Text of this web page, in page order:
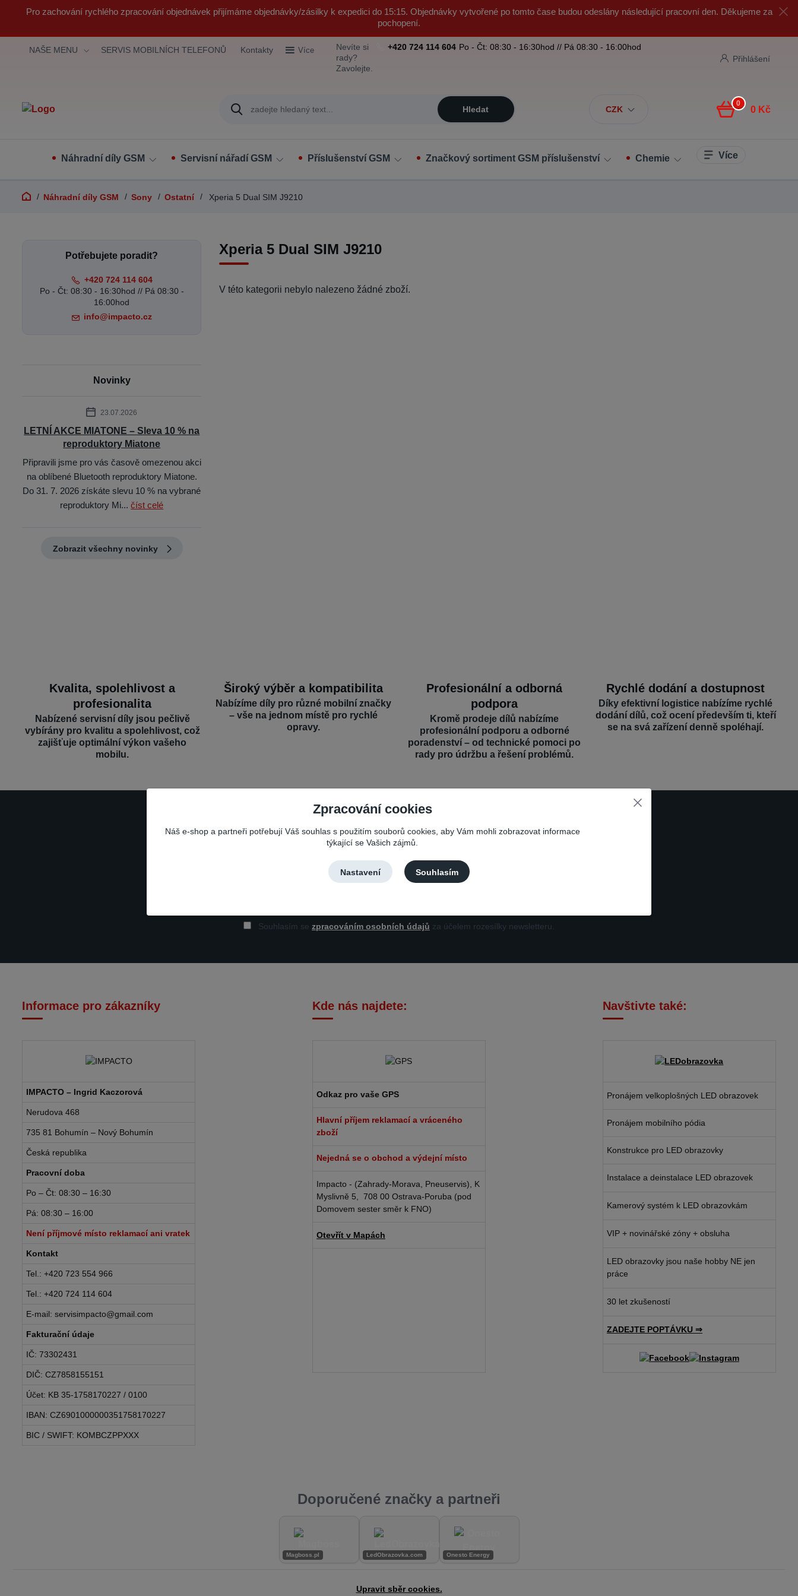
Pro zachování rychlého zpracování objednávek přijímáme objednávky/zásilky k expedici do 15:15. Objednávky vytvořené po tomto čase budou odeslány následující pracovní den. Děkujeme za
pochopení.
NAŠE MENU SERVIS MOBILNÍCH TELEFONŮ Kontakty Více
CZK
Přihlášení
Hledat
Nevíte si
rady?
Zavolejte.
+420 724 114 604 Po - Čt: 08:30 - 16:30hod // Pá 08:30 - 16:00hod
0
0 Kč
Náhradní díly GSM Servisní nářadí GSM Příslušenství GSM Značkový sortiment GSM příslušenství Chemie Více
Náhradní díly GSM Sony Ostatní Xperia 5 Dual SIM J9210
Xperia 5 Dual SIM J9210
V této kategorii nebylo nalezeno žádné zboží.
Potřebujete poradit?
+420 724 114 604
Po - Čt: 08:30 - 16:30hod // Pá 08:30 -
16:00hod
info@impacto.cz
Novinky
23.07.2026
LETNÍ AKCE MIATONE – Sleva 10 % na
reproduktory Miatone
Připravili jsme pro vás časově omezenou akci
na oblíbené Bluetooth reproduktory Miatone.
Do 31. 7. 2026 získáte slevu 10 % na vybrané
reproduktory Mi...číst celé
Zobrazit všechny novinky
Kvalita, spolehlivost a
profesionalita
Nabízené servisní díly jsou pečlivě
vybírány pro kvalitu a spolehlivost, což
zajišťuje optimální výkon vašeho
mobilu.
Široký výběr a kompatibilita
Nabízíme díly pro různé mobilní značky
– vše na jednom místě pro rychlé
opravy.
Profesionální a odborná
podpora
Kromě prodeje dílů nabízíme
profesionální podporu a odborné
poradenství – od technické pomoci po
rady pro údržbu a řešení problémů.
Rychlé dodání a dostupnost
Díky efektivní logistice nabízíme rychlé
dodání dílů, což ocení především ti, kteří
se na svá zařízení denně spoléhají.
Nepropásněte novinky, akce a slevy!
Souhlasím se zpracováním osobních údajů za účelem rozesílky newsletteru.
Informace pro zákazníky
IMPACTO – Ingrid Kaczorová
Nerudova 468
735 81 Bohumín – Nový Bohumín
Česká republika
Pracovní doba
Po – Čt: 08:30 – 16:30
Pá: 08:30 – 16:00
Není příjmové místo reklamací ani vratek
Kontakt
Tel.: +420 723 554 966
Tel.: +420 724 114 604
E-mail: servisimpacto@gmail.com
Fakturační údaje
IČ: 73302431
DIČ: CZ7858155151
Účet: KB 35-1758170227 / 0100
IBAN: CZ6901000000351758170227
BIC / SWIFT: KOMBCZPPXXX
Kde nás najdete:
Odkaz pro vaše GPS
Hlavní příjem reklamací a vráceného
zboží
Nejedná se o obchod a výdejní místo
Impacto - (Zahrady-Morava, Pneuservis), K
Myslivně 5, 708 00 Ostrava-Poruba (pod
Domovem sester směr k FNO)
Otevřít v Mapách
Navštivte také:
Pronájem velkoplošných LED obrazovek
Pronájem mobilního pódia
Konstrukce pro LED obrazovky
Instalace a deinstalace LED obrazovek
Kamerový systém k LED obrazovkám
VIP + novinářské zóny + obsluha
LED obrazovky jsou naše hobby NE jen
práce
30 let zkušeností
ZADEJTE POPTÁVKU ⇒
Doporučené značky a partneři
Magboss.pl LedObrazovka.com Onesto Energy
Upravit sběr cookies.
Zpracování cookies
Náš e-shop a partneři potřebují Váš souhlas s použitím souborů cookies, aby Vám mohli zobrazovat informace
týkající se Vašich zájmů.
Nastavení Souhlasím